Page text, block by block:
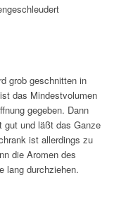
grob geschnitten in
das Mindestvolumen
gegeben. Dann
gut und läßt das Ganze
ist allerdings zu
die Aromen des
lang durchziehen.